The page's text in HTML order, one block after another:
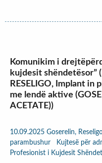
Komunikim i
kujdesit shëndetësor”
RESELIGO, Implant in
me lendë aktive
ACETATE))
10.09.2025 Goserelin,
parambushur Kujtesë për
Profesionist i Kujdesit